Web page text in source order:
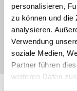
personalisieren,
zu können und die
analysieren.
Verwendung
soziale Medien,
Partner führen
weiteren Daten
©Newsload /System